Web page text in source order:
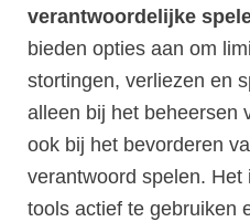
verantwoordelijke
bieden opties aan om
stortingen, verliezen en
alleen bij het beheersen
ook bij het bevorderen
verantwoord spelen.
tools actief te gebruiken